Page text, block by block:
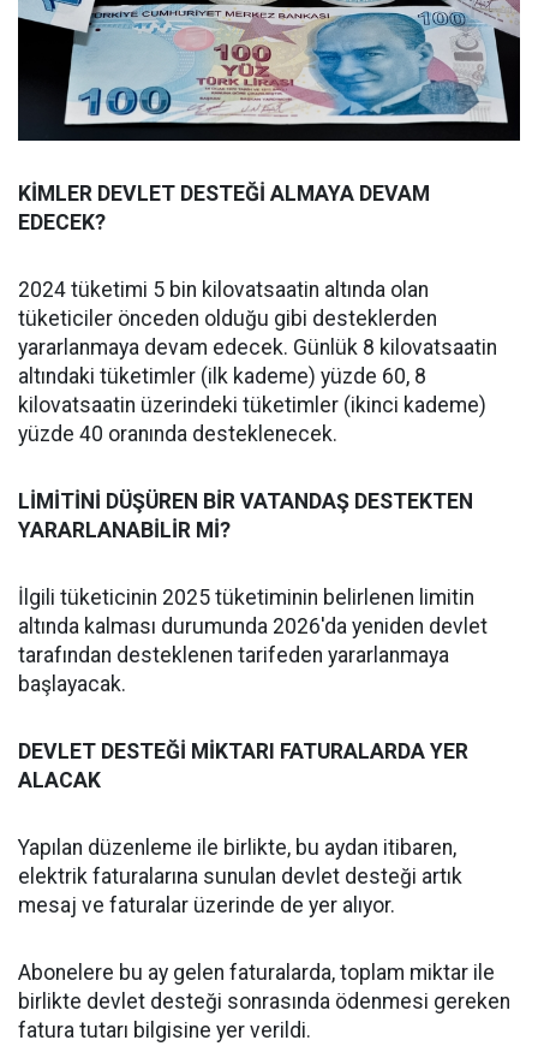
KİMLER DEVLET DESTEĞİ ALMAYA DEVAM
EDECEK?
2024 tüketimi 5 bin kilovatsaatin altında olan
tüketiciler önceden olduğu gibi desteklerden
yararlanmaya devam edecek. Günlük 8 kilovatsaatin
altındaki tüketimler (ilk kademe) yüzde 60, 8
kilovatsaatin üzerindeki tüketimler (ikinci kademe)
yüzde 40 oranında desteklenecek.
LİMİTİNİ DÜŞÜREN BİR VATANDAŞ DESTEKTEN
YARARLANABİLİR Mİ?
İlgili tüketicinin 2025 tüketiminin belirlenen limitin
altında kalması durumunda 2026'da yeniden devlet
tarafından desteklenen tarifeden yararlanmaya
başlayacak.
DEVLET DESTEĞİ MİKTARI FATURALARDA YER
ALACAK
Yapılan düzenleme ile birlikte, bu aydan itibaren,
elektrik faturalarına sunulan devlet desteği artık
mesaj ve faturalar üzerinde de yer alıyor.
Abonelere bu ay gelen faturalarda, toplam miktar ile
birlikte devlet desteği sonrasında ödenmesi gereken
fatura tutarı bilgisine yer verildi.